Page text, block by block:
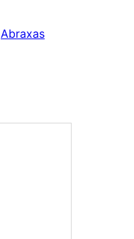
Abraxas